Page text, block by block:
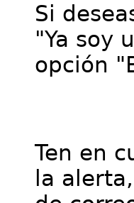
Si
"Ya soy
opción
Ten en
la